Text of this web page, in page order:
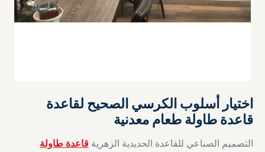
اختيار أسلوب الكرسي الصحيح لقاعدة
قاعدة طاولة طعام معدنية
التصميم الصناعي للقاعدة الحديدية الزهرية قاعدة طاولة